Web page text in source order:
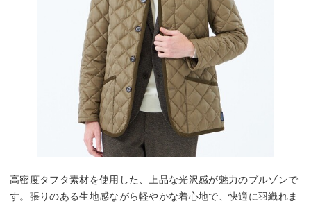
高密度タフタ素材を使用した、上品な光沢感が魅力のブルゾンで
す。張りのある生地感ながら軽やかな着心地で、快適に羽織れま